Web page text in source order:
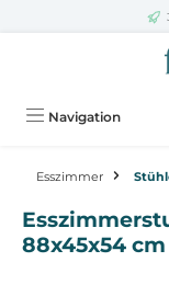
Zum Hauptinhalt
Navigation
Esszimmer
88x45x54